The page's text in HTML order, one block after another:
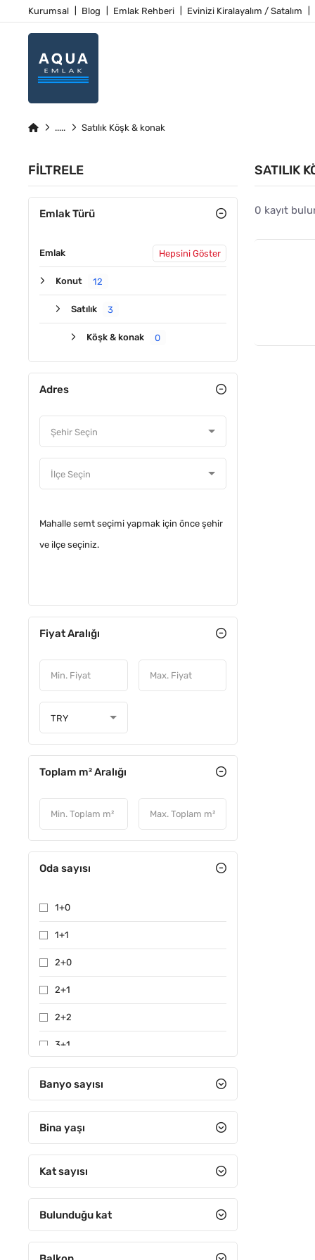
Kurumsal Blog Emlak Rehberi Evinizi Kiralayalım / Satalım
Satılık Köşk & konak
FILTRELE
Emlak Türü
Emlak Hepsini Göster
Konut 12
Satılık 3
Köşk & konak 0
Adres
Mahalle semt seçimi yapmak için önce şehir
ve ilçe seçiniz.
Fiyat Aralığı
TRY
Toplam m² Aralığı
Oda sayısı
1+0
1+1
2+0
2+1
2+2
3+1
4+1
4+2
4+3
Banyo sayısı
Bina yaşı
Kat sayısı
Bulunduğu kat
SATILIK
0 kayıt